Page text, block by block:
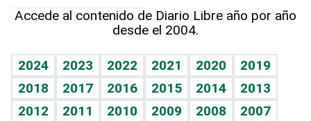
Hablando con el pediatra
Vida y familia
Eñe
Celebrando la vida
Línea de hit
TBT Deportivo
Hecho en casa
Guía del dinero
Cumpleaños
Horóscopos
Crucigramas
Accede al contenido de Diario Libre año por año
desde el 2004.
2024 2023 2022 2021 2020
2019
2018
2017 2016 2015 2014
2013
2012
2011 2010 2009 2008
2007